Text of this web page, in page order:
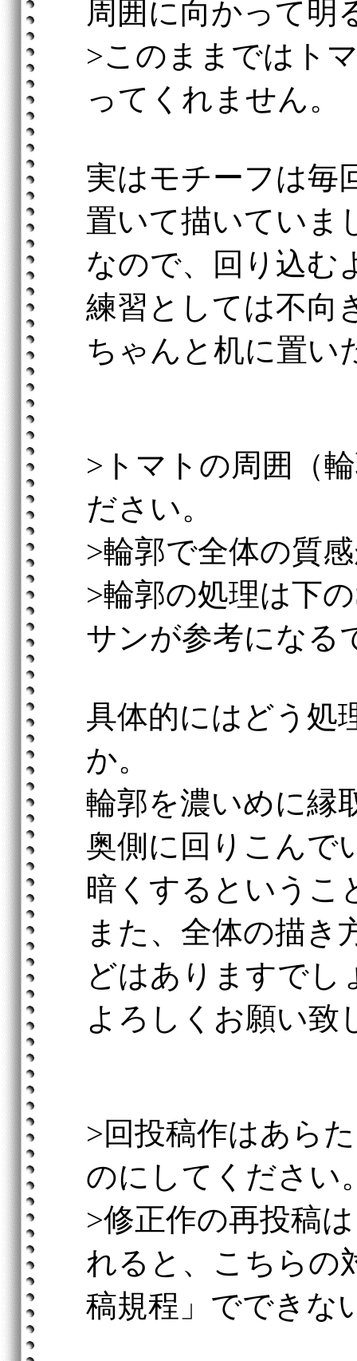
周囲に向かって明
>このままではト
ってくれません。
実はモチーフは毎
置いて描いていま
なので、回り込む
練習としては不向
ちゃんと机に置い
>トマトの周囲（
ださい。
>輪郭で全体の質
>輪郭の処理は下
サンが参考になる
具体的にはどう処
か。
輪郭を濃いめに縁
奥側に回りこんで
暗くするというこ
また、全体の描き
どはありますでし
よろしくお願い致
>回投稿作はあら
のにしてください
>修正作の再投稿
れると、こちらの
稿規程」でできな